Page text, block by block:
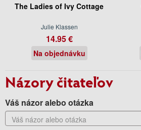
The Ladies of Ivy Cottage
Julie Klassen
14.95 €
Na objednávku
Názory čitateľov
Váš názor alebo otázka